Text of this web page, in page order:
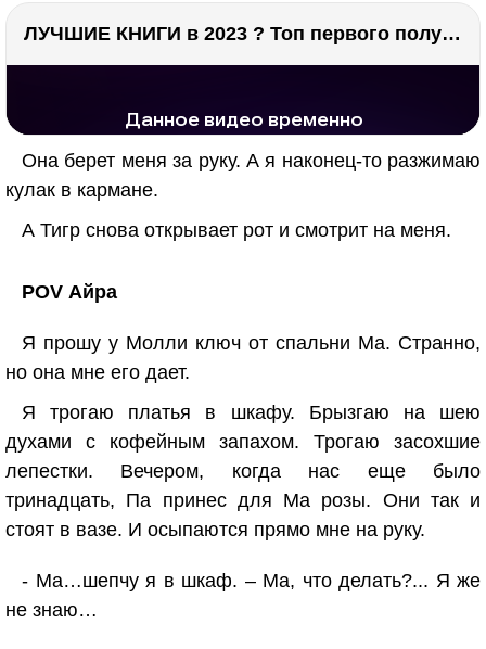
ЛУЧШИЕ КНИГИ в 2023 ? Топ первого полугодия ?
Она берет меня за руку. А я наконец-то разжимаю
кулак в кармане.
А Тигр снова открывает рот и смотрит на меня.
POV Айра
Я прошу у Молли ключ от спальни Ма. Странно,
но она мне его дает.
Я трогаю платья в шкафу. Брызгаю на шею
духами с кофейным запахом. Трогаю засохшие
лепестки. Вечером, когда нас еще было
тринадцать, Па принес для Ма розы. Они так и
стоят в вазе. И осыпаются прямо мне на руку.
- Ма…шепчу я в шкаф. – Ма, что делать?... Я же
не знаю…